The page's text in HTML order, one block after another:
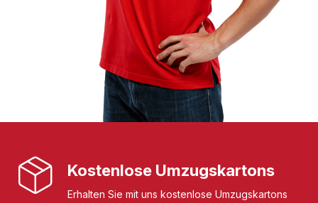
Kostenlose Umzugskartons
Erhalten Sie mit uns kostenlose Umzugskartons